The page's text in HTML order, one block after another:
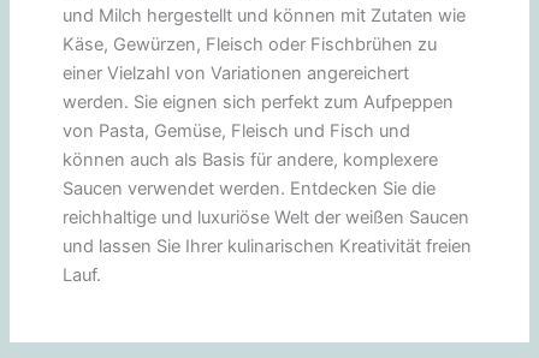
und Milch hergestellt und können mit Zutaten wie
Käse, Gewürzen, Fleisch oder Fischbrühen zu
einer Vielzahl von Variationen angereichert
werden. Sie eignen sich perfekt zum Aufpeppen
von Pasta, Gemüse, Fleisch und Fisch und
können auch als Basis für andere, komplexere
Saucen verwendet werden. Entdecken Sie die
reichhaltige und luxuriöse Welt der weißen Saucen
und lassen Sie Ihrer kulinarischen Kreativität freien
Lauf.